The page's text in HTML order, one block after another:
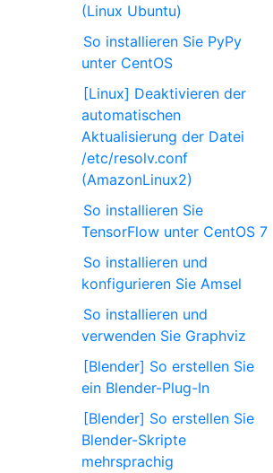
(Linux Ubuntu)
So installieren Sie PyPy
unter CentOS
[Linux] Deaktivieren der
automatischen
Aktualisierung der Datei
/etc/resolv.conf
(AmazonLinux2)
So installieren Sie
TensorFlow unter CentOS 7
So installieren und
konfigurieren Sie Amsel
So installieren und
verwenden Sie Graphviz
[Blender] So erstellen Sie
ein Blender-Plug-In
[Blender] So erstellen Sie
Blender-Skripte
mehrsprachig